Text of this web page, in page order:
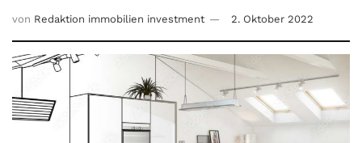
von Redaktion immobilien investment 2. Oktober 2022